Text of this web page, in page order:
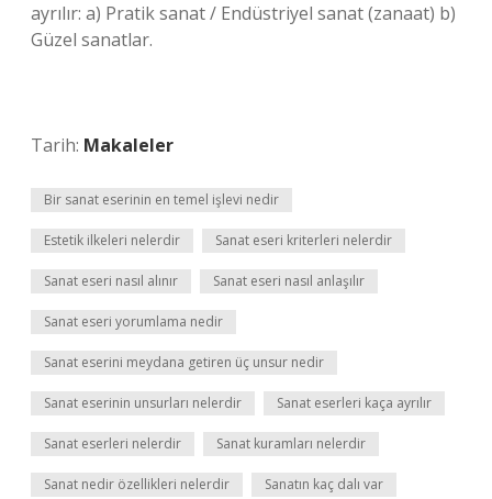
ayrılır: a) Pratik sanat / Endüstriyel sanat (zanaat) b)
Güzel sanatlar.
Tarih: Makaleler
Bir sanat eserinin en temel işlevi nedir
Estetik ilkeleri nelerdir Sanat eseri kriterleri nelerdir
Sanat eseri nasıl alınır Sanat eseri nasıl anlaşılır
Sanat eseri yorumlama nedir
Sanat eserini meydana getiren üç unsur nedir
Sanat eserinin unsurları nelerdir Sanat eserleri kaça ayrılır
Sanat eserleri nelerdir Sanat kuramları nelerdir
Sanat nedir özellikleri nelerdir Sanatın kaç dalı var